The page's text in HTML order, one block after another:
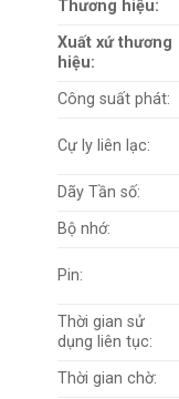
Thương hiệu:
Xuất xứ thương
hiệu:
Công suất phát:
Cự ly liên lạc:
Dãy Tần số:
Bộ nhớ:
Pin:
Thời gian sử
dụng liên tục:
Thời gian chờ: